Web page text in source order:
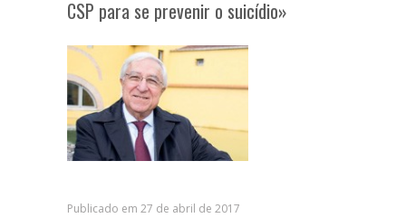
CSP para se prevenir o suicídio»
Publicado em 27 de abril de 2017